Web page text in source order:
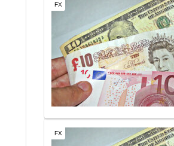
FX
FX